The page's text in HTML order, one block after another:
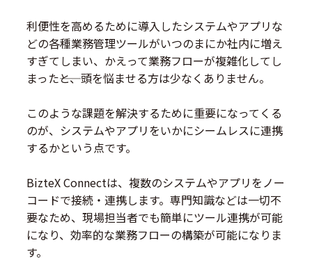
利便性を高めるために導入したシステムやアプリな
どの各種業務管理ツールがいつのまにか社内に増え
すぎてしまい、かえって業務フローが複雑化してし
まった――と、頭を悩ませる方は少なくありません。
このような課題を解決するために重要になってくる
のが、システムやアプリをいかにシームレスに連携
するかという点です。
BizteX Connectは、複数のシステムやアプリをノー
コードで接続・連携します。専門知識などは一切不
要なため、現場担当者でも簡単にツール連携が可能
になり、効率的な業務フローの構築が可能になりま
す。